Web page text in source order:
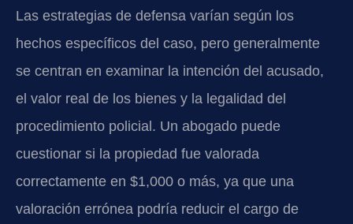
Las estrategias de defensa varían según los
hechos específicos del caso, pero generalmente
se centran en examinar la intención del acusado,
el valor real de los bienes y la legalidad del
procedimiento policial. Un abogado puede
cuestionar si la propiedad fue valorada
correctamente en $1,000 o más, ya que una
valoración errónea podría reducir el cargo de